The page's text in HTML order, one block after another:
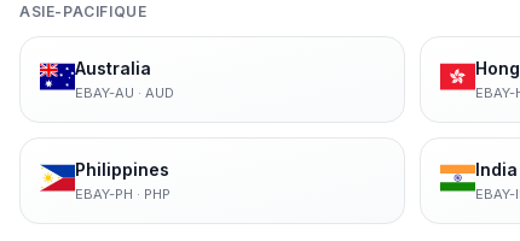
ASIE-PACIFIQUE
Australia
EBAY-AU · AUD EBAY-
Philippines
EBAY-PH · PHP
India
EBAY-